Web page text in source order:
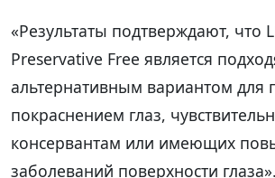
«Результаты подтверждают, что
Preservative Free является
альтернативным вариантом для
покраснением глаз,
консервантам или имеющих
заболеваний поверхности глаза».